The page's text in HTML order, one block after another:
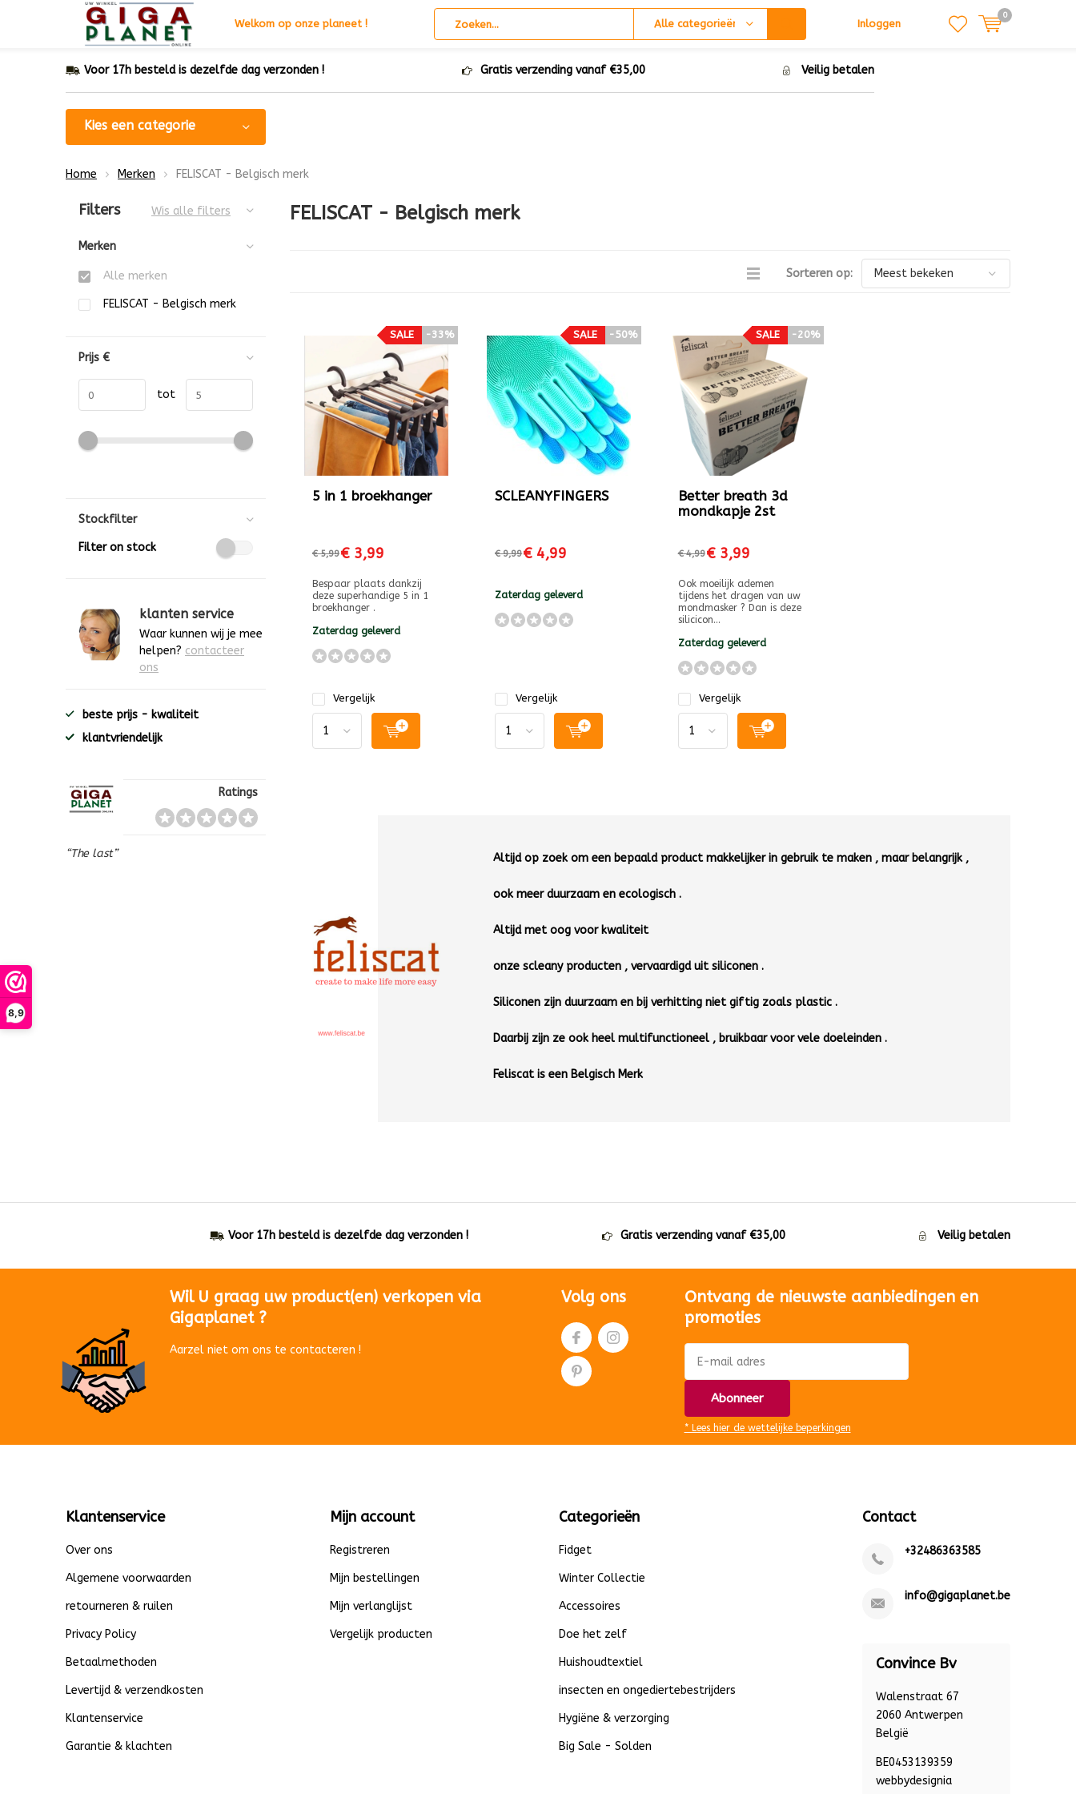
8,9
Welkom op onze planeet ! Alle categorieën Inloggen
0
Voor 17h besteld is dezelfde dag verzonden ! Gratis verzending vanaf €35,00 Veilig betalen
Kies een categorie
Home Merken FELISCAT - Belgisch merk
FELISCAT - Belgisch merk
Sorteren op:
5 in 1 broekhanger
-33%
SALE
€ 5,99€ 3,99
Bespaar plaats dankzij
deze superhandige 5 in 1
broekhanger .
Zaterdag geleverd
Vergelijk
SCLEANYFINGERS
-50%
SALE
€ 9,99€ 4,99
Zaterdag geleverd
Vergelijk
Better breath 3d
mondkapje 2st
-20%
SALE
€ 4,99€ 3,99
Ook moeilijk ademen
tijdens het dragen van uw
mondmasker ? Dan is deze
silicicon...
Zaterdag geleverd
Vergelijk
Altijd op zoek om een bepaald product makkelijker in gebruik te maken , maar belangrijk ,
ook meer duurzaam en ecologisch .
Altijd met oog voor kwaliteit
onze scleany producten , vervaardigd uit siliconen .
Siliconen zijn duurzaam en bij verhitting niet giftig zoals plastic .
Daarbij zijn ze ook heel multifunctioneel , bruikbaar voor vele doeleinden .
Feliscat is een Belgisch Merk
Sorteren op:
Filters Wis alle filters
Merken
Alle merken
FELISCAT - Belgisch merk
Prijs €
tot
Stockfilter
Filter on stock
klanten service
Waar kunnen wij je mee
helpen? contacteer
ons
beste prijs - kwaliteit
klantvriendelijk
Ratings
“The last”
Voor 17h besteld is dezelfde dag verzonden ! Gratis verzending vanaf €35,00 Veilig betalen
Wil U graag uw product(en) verkopen via
Gigaplanet ?
Aarzel niet om ons te contacteren !
Volg ons
Ontvang de nieuwste aanbiedingen en
promoties
Abonneer
* Lees hier de wettelijke beperkingen
Klantenservice
Over ons
Algemene voorwaarden
retourneren & ruilen
Privacy Policy
Betaalmethoden
Levertijd & verzendkosten
Klantenservice
Garantie & klachten
Mijn account
Registreren
Mijn bestellingen
Mijn verlanglijst
Vergelijk producten
Categorieën
Fidget
Winter Collectie
Accessoires
Doe het zelf
Huishoudtextiel
insecten en ongediertebestrijders
Hygiëne & verzorging
Big Sale - Solden
Contact
+32486363585
info@gigaplanet.be
Convince Bv
Walenstraat 67
2060 Antwerpen
België
BE0453139359
webbydesignia